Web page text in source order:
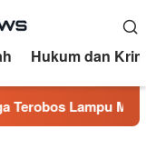
Hukum dan
Merah,